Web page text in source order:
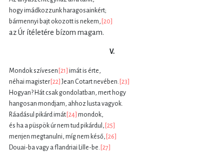
hogy imádkozzunk haragosainkért;
bármennyi bajt okozott is nekem, [20]
az Úr ítéletére bízom magam.
V.
Mondok szívesen [21] imát is érte,
néhai magister[22] Jean Cotart nevében. [23]
Hogyan? Hát csak gondolatban, mert hogy
hangosan mondjam, ahhoz lusta vagyok.
Ráadásul pikárd imát [24] mondok,
és ha a püspök úr nem tud pikárdul, [25]
menjen megtanulni, míg nem késő, [26]
Douai-ba vagy a flandriai Lille-be. [27]